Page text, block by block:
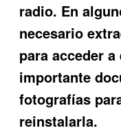
radio. En
necesario
para acceder
importante
fotografías
reinstalarla.